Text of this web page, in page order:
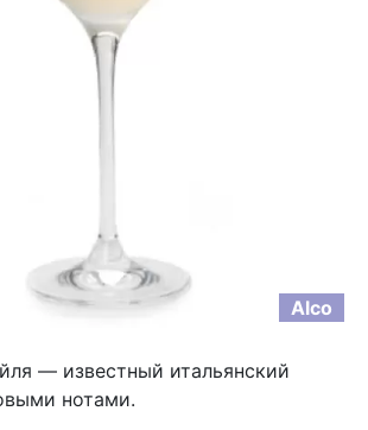
Alco
— известный итальянский
нотами.